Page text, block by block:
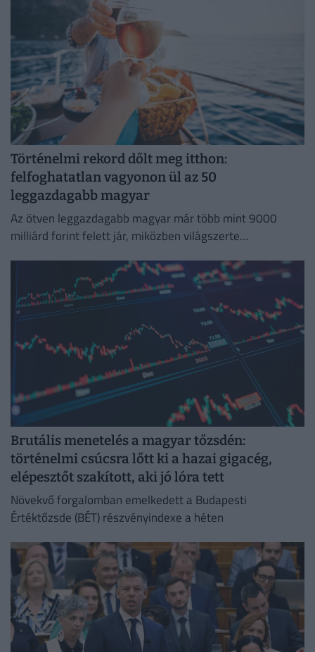
Történelmi rekord dőlt meg itthon:
felfoghatatlan vagyonon ül az 50
leggazdagabb magyar
Az ötven leggazdagabb magyar már több mint 9000
milliárd forint felett jár, miközben világszerte
Brutális menetelés a magyar tőzsdén:
történelmi csúcsra lőtt ki a hazai gigacég,
elépesztőt szakított, aki jó lóra tett
Növekvő forgalomban emelkedett a Budapesti
Értéktőzsde (BÉT) részvényindexe a héten